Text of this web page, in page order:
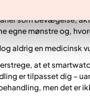
Yazen, kan et
som bevægelse,
egne mønstre og,
aldrig en medicinsk
at et
er tilpasset dig –
men det er